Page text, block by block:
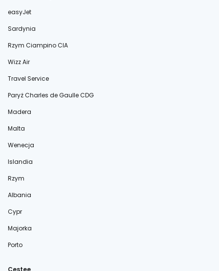
easyJet
Sardynia
Rzym Ciampino CIA
Wizz Air
Travel Service
Paryż Charles de Gaulle CDG
Madera
Malta
Wenecja
Islandia
Rzym
Albania
Cypr
Majorka
Porto
Cestee